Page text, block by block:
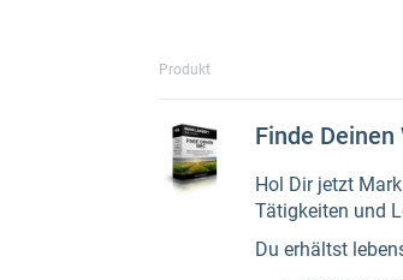
Produkt
Finde Deinen
Hol Dir jetzt
Tätigkeiten und
Du erhältst